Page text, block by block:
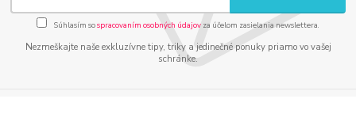
Súhlasím sospracovaním osobných údajov za účelom zasielania newslettera.
Nezmeškajte naše exkluzívne tipy, triky a jedinečné ponuky priamo vo vašej
schránke.